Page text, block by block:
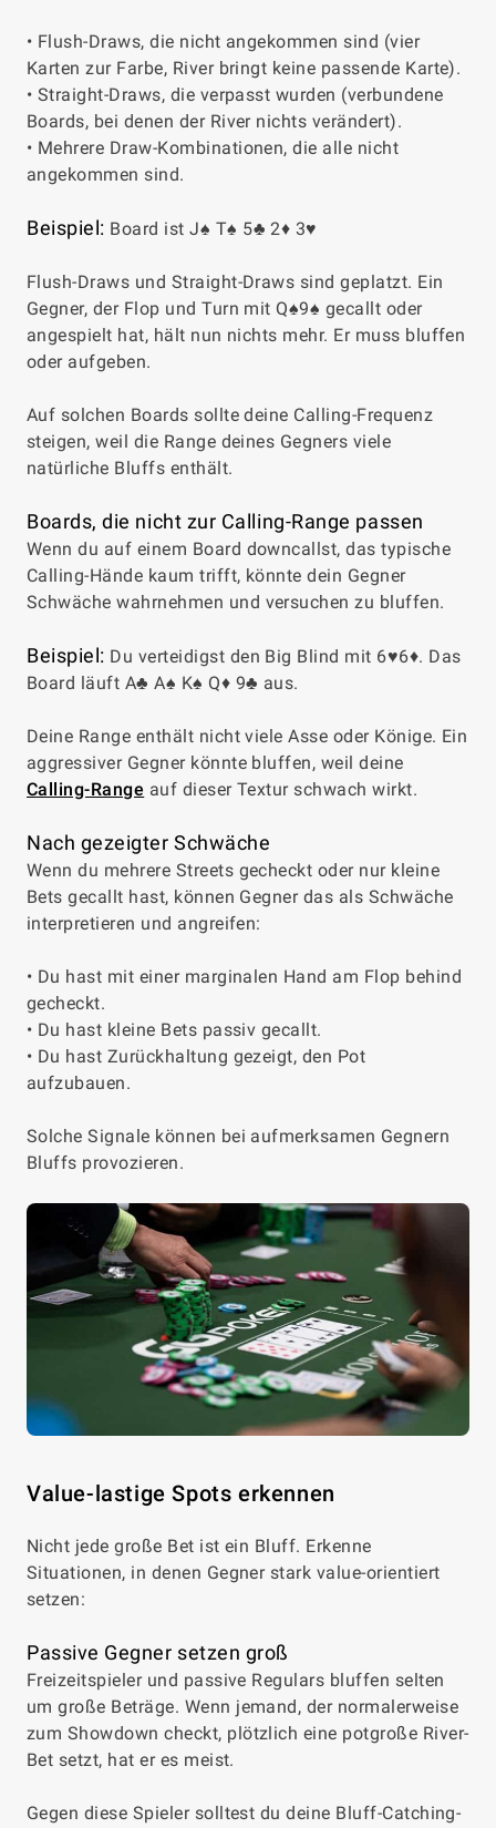
• Flush-Draws, die nicht angekommen sind (vier
Karten zur Farbe, River bringt keine passende Karte).
• Straight-Draws, die verpasst wurden (verbundene
Boards, bei denen der River nichts verändert).
• Mehrere Draw-Kombinationen, die alle nicht
angekommen sind.
Beispiel: Board ist J♠ T♠ 5♣ 2♦ 3♥
Flush-Draws und Straight-Draws sind geplatzt. Ein
Gegner, der Flop und Turn mit Q♠9♠ gecallt oder
angespielt hat, hält nun nichts mehr. Er muss bluffen
oder aufgeben.
Auf solchen Boards sollte deine Calling-Frequenz
steigen, weil die Range deines Gegners viele
natürliche Bluffs enthält.
Boards, die nicht zur Calling-Range passen
Wenn du auf einem Board downcallst, das typische
Calling-Hände kaum trifft, könnte dein Gegner
Schwäche wahrnehmen und versuchen zu bluffen.
Beispiel: Du verteidigst den Big Blind mit 6♥6♦. Das
Board läuft A♣ A♠ K♠ Q♦ 9♣ aus.
Deine Range enthält nicht viele Asse oder Könige. Ein
aggressiver Gegner könnte bluffen, weil deine
Calling-Range auf dieser Textur schwach wirkt.
Nach gezeigter Schwäche
Wenn du mehrere Streets gecheckt oder nur kleine
Bets gecallt hast, können Gegner das als Schwäche
interpretieren und angreifen:
• Du hast mit einer marginalen Hand am Flop behind
gecheckt.
• Du hast kleine Bets passiv gecallt.
• Du hast Zurückhaltung gezeigt, den Pot
aufzubauen.
Solche Signale können bei aufmerksamen Gegnern
Bluffs provozieren.
Value-lastige Spots erkennen
Nicht jede große Bet ist ein Bluff. Erkenne
Situationen, in denen Gegner stark value-orientiert
setzen:
Passive Gegner setzen groß
Freizeitspieler und passive Regulars bluffen selten
um große Beträge. Wenn jemand, der normalerweise
zum Showdown checkt, plötzlich eine potgroße River-
Bet setzt, hat er es meist.
Gegen diese Spieler solltest du deine Bluff-Catching-